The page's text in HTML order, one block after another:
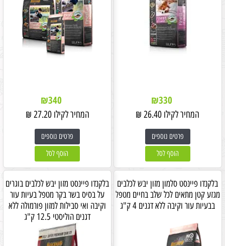
₪330
המחיר לקילו 26.40
₪
פרטים נוספים
הוסף לסל
₪340
המחיר לקילו 27.20
₪
פרטים נוספים
הוסף לסל
בלקנדו פיינסט סלמון מזון יבש לכלבים
מגזע קטן מתאים לכל שלב בחיים מטפל
בבעיות עור וקיבה ללא דגנים 4 ק"ג
בלקנדו פיינסט מזון יבש לכלבים בוגרים
על בסיס בשר בקר מטפל בעיות עור
וקיבה ואי סבילות למזון פורמולה ללא
דגנים הוליסטי 12.5 ק"ג